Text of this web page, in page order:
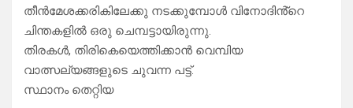
തീൻമേശക്കരികിലേക്കു നടക്കുമ്പോൾ വിനോദിൻ്റെ
ചിന്തകളിൽ ഒരു ചെമ്പട്ടായിരുന്നു.
തിരകൾ, തിരികെയെത്തിക്കാൻ വെമ്പിയ
വാത്സല്യങ്ങളുടെ ചുവന്ന പട്ട്.
സ്ഥാനം തെറ്റിയ